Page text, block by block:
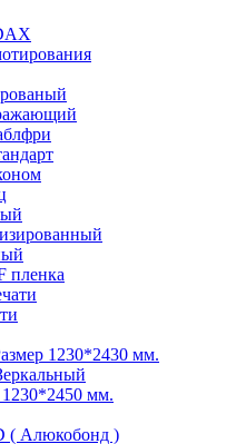
пленка
1230*2430 мм.
мм.
( Алюкобонд )